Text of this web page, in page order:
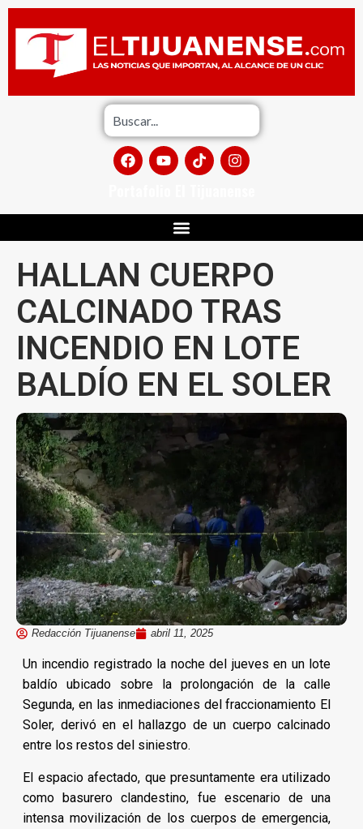
HALLAN CUERPO
CALCINADO TRAS
INCENDIO EN LOTE
BALDÍO EN EL SOLER
Redacción Tijuanense abril 11, 2025
Un incendio registrado la noche del jueves en un lote
baldío ubicado sobre la prolongación de la calle
Segunda, en las inmediaciones del fraccionamiento El
Soler, derivó en el hallazgo de un cuerpo calcinado
entre los restos del siniestro.
El espacio afectado, que presuntamente era utilizado
como basurero clandestino, fue escenario de una
intensa movilización de los cuerpos de emergencia,